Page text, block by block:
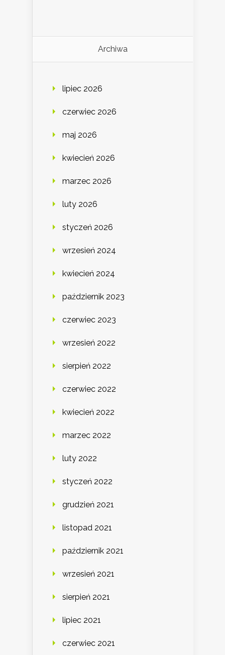
Archiwa
lipiec 2026
czerwiec 2026
maj 2026
kwiecień 2026
marzec 2026
luty 2026
styczeń 2026
wrzesień 2024
kwiecień 2024
październik 2023
czerwiec 2023
wrzesień 2022
sierpień 2022
czerwiec 2022
kwiecień 2022
marzec 2022
luty 2022
styczeń 2022
grudzień 2021
listopad 2021
październik 2021
wrzesień 2021
sierpień 2021
lipiec 2021
czerwiec 2021